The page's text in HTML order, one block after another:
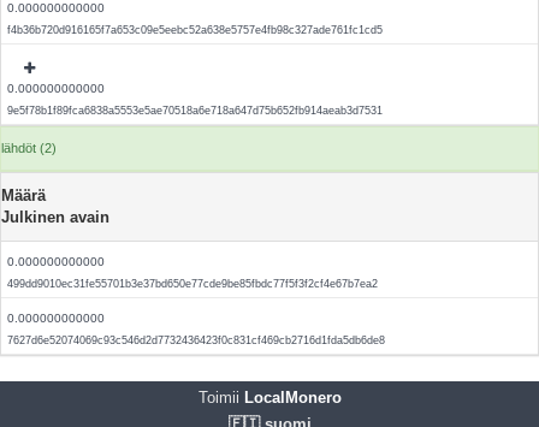
0.000000000000
f4b36b720d916165f7a653c09e5eebc52a638e5757e4fb98c327ade761fc1cd5
0.000000000000
9e5f78b1f89fca6838a5553e5ae70518a6e718a647d75b652fb914aeab3d7531
lähdöt (2)
Määrä
Julkinen avain
0.000000000000
499dd9010ec31fe55701b3e37bd650e77cde9be85fbdc77f5f3f2cf4e67b7ea2
0.000000000000
7627d6e52074069c93c546d2d7732436423f0c831cf469cb2716d1fda5db6de8
Toimii LocalMonero